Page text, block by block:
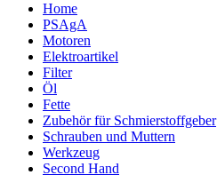
Home
PSAgA
Motoren
Elektroartikel
Filter
Öl
Fette
Zubehör für Schmierstoffgeber
Schrauben und Muttern
Werkzeug
Second Hand